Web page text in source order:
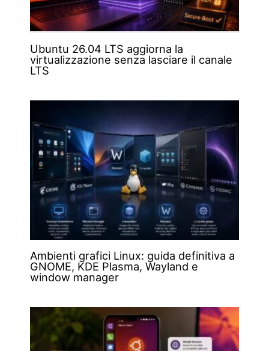
Ubuntu 26.04 LTS aggiorna la
virtualizzazione senza lasciare il canale
LTS
Ambienti grafici Linux: guida definitiva a
GNOME, KDE Plasma, Wayland e
window manager